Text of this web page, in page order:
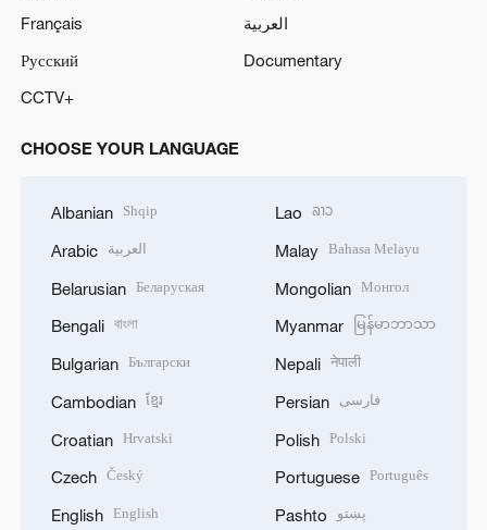
Français
العربية
Русский
Documentary
CCTV+
CHOOSE YOUR LANGUAGE
Albanian Shqip
Arabic العربية
Belarusian Беларуская
Bengali বাংলা
Bulgarian Български
Cambodian ខ្មែរ
Croatian Hrvatski
Czech Český
English English
Lao ລາວ
Malay Bahasa Melayu
Mongolian Монгол
Myanmar မြန်မာဘာသာ
Nepali नेपाली
Persian فارسی
Polish Polski
Portuguese Português
Pashto پښتو